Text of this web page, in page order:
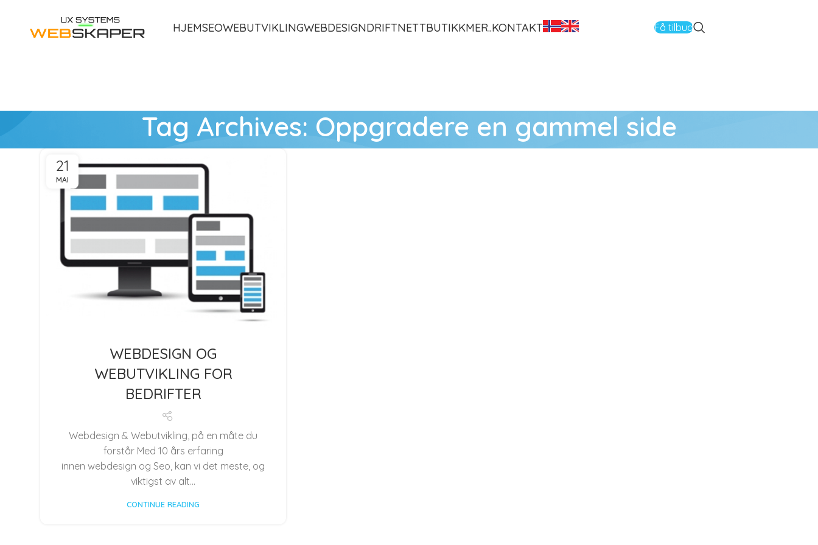
HJEMSEOWEBUTVIKLINGWEBDESIGNDRIFTNETTBUTIKKMER..KONTAKT Få tilbud
Tag Archives: Oppgradere en gammel side
21
MAI
WEBDESIGN OG
WEBUTVIKLING FOR
BEDRIFTER
Webdesign & Webutvikling, på en måte du
forstår Med 10 års erfaring
innen webdesign og Seo, kan vi det meste, og
viktigst av alt...
CONTINUE READING